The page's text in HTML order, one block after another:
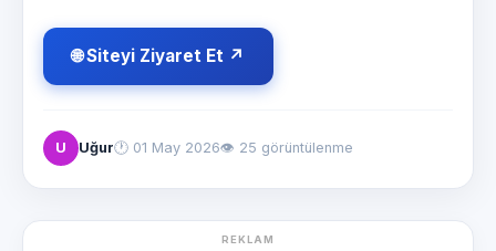
🌐 Siteyi Ziyaret Et ↗
U Uğur🕐 01 May 2026👁 25 görüntülenme
REKLAM